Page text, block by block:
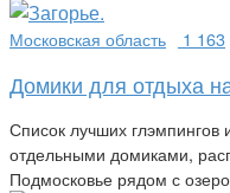
Московская область 1 163
Домики для отдыха
Список лучших глэмпингов
отдельными домиками,
Подмосковье рядом с